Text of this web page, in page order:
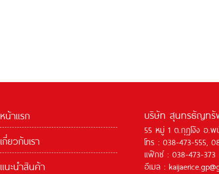
หน้าแรก
เกี่ยวกับเรา
แนะนำสินค้า
บริษัท สุนทรธัญทรั
55 หมู่ 1 ต.กุฏโง้ง อ.
โทร : 038-473-555,
แฟ๊กซ์ : 038-473-373
อีเมล :